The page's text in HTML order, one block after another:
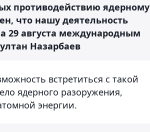
противодействию ядерному
что нашу деятельность
августа международным
Назарбаев
встретиться с такой
ядерного разоружения,
энергии.